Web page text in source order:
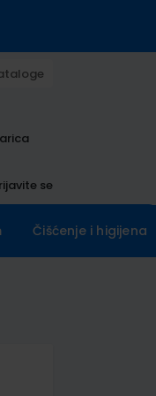
se
Čišćenje i higijena